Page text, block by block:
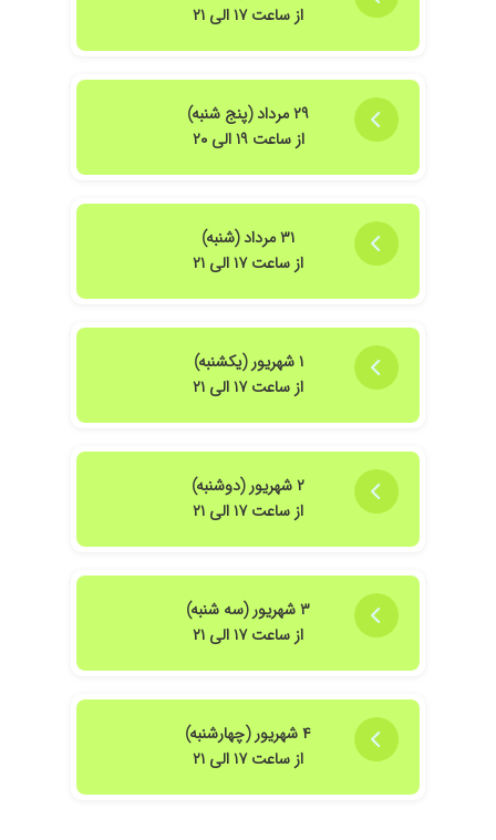
از ساعت ۱۷ الی ۲۱
۲۹ مرداد (پنج شنبه)
از ساعت ۱۹ الی ۲۰
۳۱ مرداد (شنبه)
از ساعت ۱۷ الی ۲۱
۱ شهریور (یکشنبه)
از ساعت ۱۷ الی ۲۱
۲ شهریور (دوشنبه)
از ساعت ۱۷ الی ۲۱
۳ شهریور (سه شنبه)
از ساعت ۱۷ الی ۲۱
۴ شهریور (چهارشنبه)
از ساعت ۱۷ الی ۲۱